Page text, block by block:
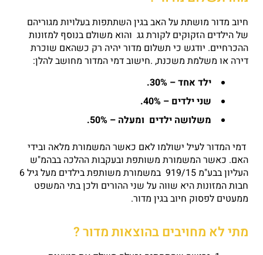
חיוב מדור מושתת על האב בגין השתתפות בעלויות מגוריהם
של הילדים הזקוקים לקורת גג והוא משולם בנוסף למזונות
ההכרחיים. יודגש כי תשלום מדור יהיה רק כשהאם שוכרת
דירה או משלמת משכנת, .חישוב דמי המדור מחושב להלן:
ילד אחד – 30%
.
שני ילדים – 40%
.
משלושה ילדים ומעלה – 50%
.
דמי המדור לעיל ישולמו לאם כאשר המשמורת מלאה ובידי
האם. כאשר המשמורת משותפת ובעקבות ההלכה בבהמ"ש
העליון בבע"מ 919/15 במשמורת משותפת בילדים מעל גיל 6
חבות המזונות היא שווה על שני ההורים ולכן בתי המשפט
ממעטים לפסוק חיוב בגין מדור.
מתי לא מחויבים בהוצאות מדור ?